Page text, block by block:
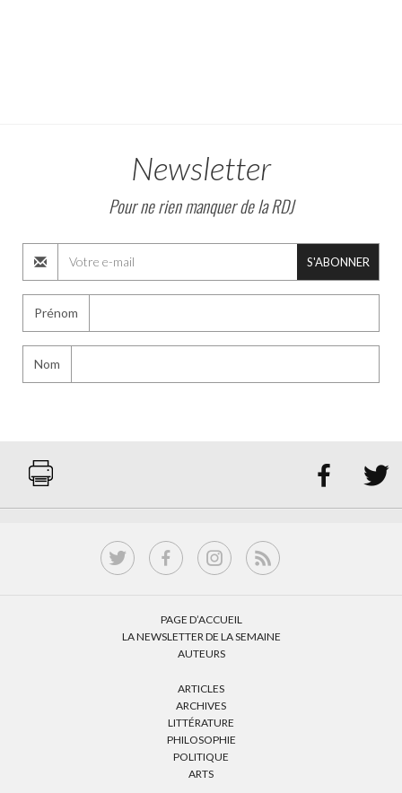
Newsletter
Pour ne rien manquer de la RDJ
S'ABONNER
Prénom
Nom
 
PAGE D’ACCUEIL
LA NEWSLETTER DE LA SEMAINE
AUTEURS
ARTICLES
ARCHIVES
LITTÉRATURE
PHILOSOPHIE
POLITIQUE
ARTS